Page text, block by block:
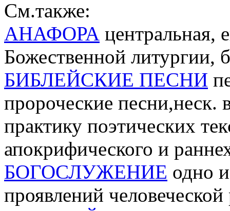
См.также:
АНАФОРА центральная,
Божественной литургии,
БИБЛЕЙСКИЕ ПЕСНИ
пророческие
практику поэтических
апокрифического и
БОГОСЛУЖЕНИЕ одно
проявлений